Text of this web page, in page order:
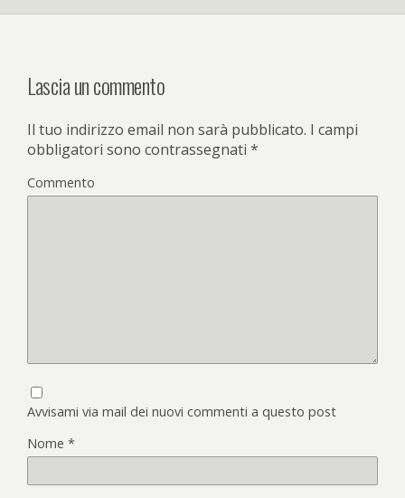
Lascia un commento
Il tuo indirizzo email non sarà pubblicato. I campi
obbligatori sono contrassegnati *
Commento
Avvisami via mail dei nuovi commenti a questo post
Nome *